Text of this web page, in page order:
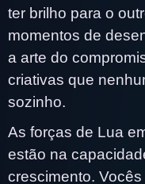
ter brilho para o
momentos de
a arte do
criativas que
sozinho.
As forças de Lua
estão na
crescimento.